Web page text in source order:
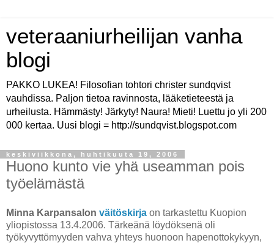
veteraaniurheilijan vanha
blogi
PAKKO LUKEA! Filosofian tohtori christer sundqvist
vauhdissa. Paljon tietoa ravinnosta, lääketieteestä ja
urheilusta. Hämmästy! Järkyty! Naura! Mieti! Luettu jo yli 200
000 kertaa. Uusi blogi = http://sundqvist.blogspot.com
keskiviikkona, huhtikuuta 19, 2006
Huono kunto vie yhä useamman pois
työelämästä
Minna Karpansalon väitöskirja on tarkastettu Kuopion
yliopistossa 13.4.2006. Tärkeänä löydöksenä oli
työkyvyttömyyden vahva yhteys huonoon hapenottokykyyn,